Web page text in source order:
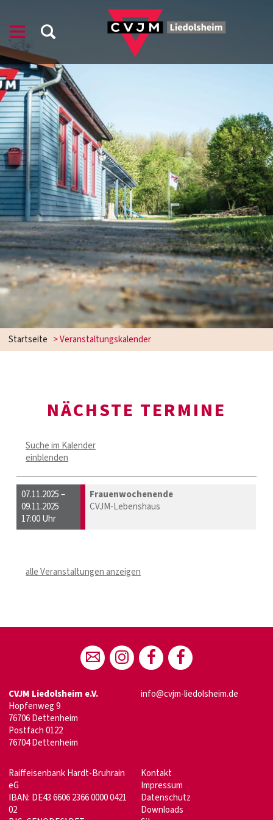
Startseite > Veranstaltungskalender
NÄCHSTE TERMINE
Suche im Kalender
einblenden
07.11.2025 –
09.11.2025
17:00 Uhr
Frauenwochenende
CVJM-Lebenshaus
alle Veranstaltungen anzeigen
CVJM Liedolsheim e.V.
Hopfenweg 9
76706 Dettenheim
Postfach 0122
76704 Dettenheim
info@cvjm-liedolsheim.de
Raiffeisenbank Hardt-Bruhrain
eG
IBAN: DE43 6606 2366 0000 0421
02
Kontakt
Impressum
Datenschutz
Downloads